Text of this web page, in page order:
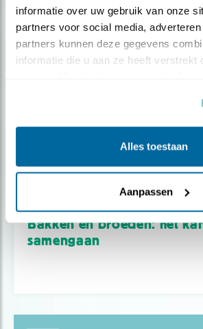
informatie over uw gebruik van onze
partners voor social media,
partners kunnen deze gegevens
informatie die u aan ze heeft verstrekt
Alles toestaan
Aanpassen
Bakken en broeden: het
samengaan